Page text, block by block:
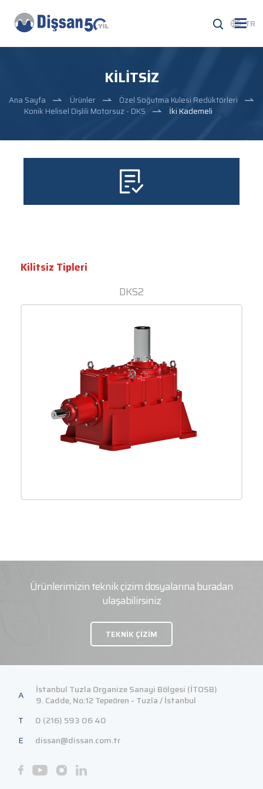
TR
KILITSIZ
Ana Sayfa Ürünler
Özel Soğutma Kulesi Redüktörleri
Konik Helisel Dişlili Motorsuz - DKS
İki Kademeli
Kilitsiz Tipleri
DKS2
Ürünlerimizin teknik çizim dosyalarına buradan
ulaşabilirsiniz
TEKNİK ÇİZİM
A
İstanbul Tuzla Organize Sanayi Bölgesi (İTOSB)
9. Cadde, No:12 Tepeören - Tuzla / İstanbul
T
0 (216) 593 06 40
E
dissan@dissan.com.tr